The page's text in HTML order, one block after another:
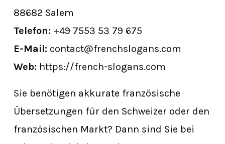
88682 Salem
Telefon: +49 7553 53 79 675
E-Mail: contact@frenchslogans.com
Web: https://french-slogans.com
Sie benötigen akkurate französische
Übersetzungen für den Schweizer oder den
französischen Markt? Dann sind Sie bei